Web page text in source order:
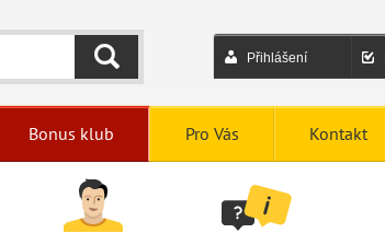
Přihlášení
HLEDAT
Bonus klub Pro Vás Kontakt